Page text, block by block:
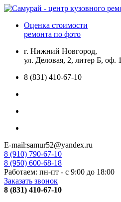
Оценка стоимости
ремонта по фото
г. Нижний Новгород,
ул. Деловая, 2, литер Б, оф. 1
8 (831) 410-67-10
E-mail:samur52@yandex.ru
8 (910) 790-67-10
8 (950) 600-68-18
Работаем: пн-пт - с 9:00 до 18:00
Заказать звонок
8 (831) 410-67-10